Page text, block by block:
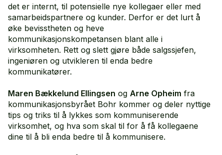
det er internt, til potensielle nye kollegaer eller med
samarbeidspartnere og kunder. Derfor er det lurt å
øke bevisstheten og heve
kommunikasjonskompetansen blant alle i
virksomheten. Rett og slett gjøre både salgssjefen,
ingeniøren og utvikleren til enda bedre
kommunikatører.
Maren Bækkelund Ellingsen og Arne Opheim fra
kommunikasjonsbyrået Bohr kommer og deler nyttige
tips og triks til å lykkes som kommuniserende
virksomhet, og hva som skal til for å få kollegaene
dine til å bli enda bedre til å kommunisere.